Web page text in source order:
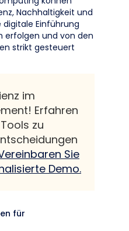
Nachhaltigkeit und
Einführung
erfolgen und von den
strikt gesteuert
im
Erfahren
zu
Sie
Demo.
für